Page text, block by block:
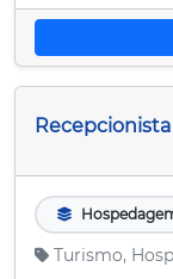
Turismo,